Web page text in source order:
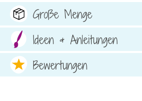
Große Menge
Ideen & Anleitungen
Bewertungen